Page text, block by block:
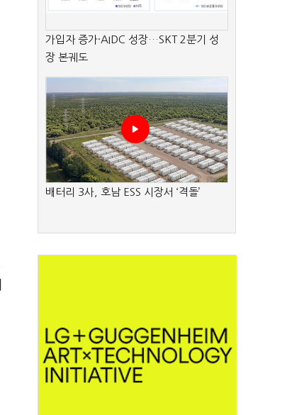
가입자 증가·AIDC 성장…SKT 2분기 성
장 본궤도
배터리 3사, 호남 ESS 시장서 ‘격돌’